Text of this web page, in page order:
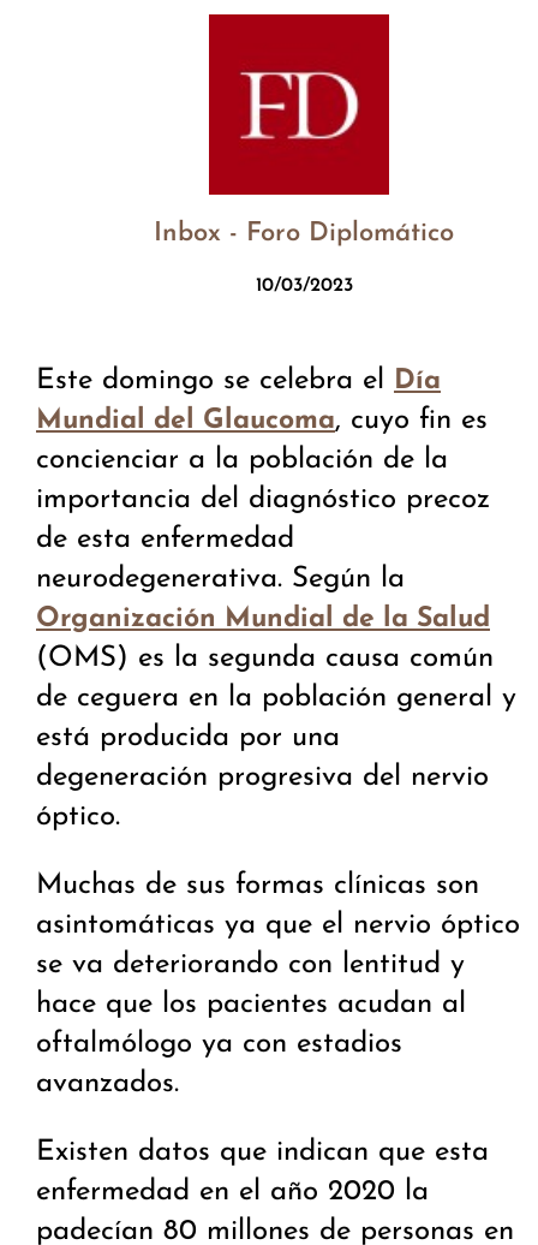
Inbox - Foro Diplomático
10/03/2023
Este domingo se celebra el Día
Mundial del Glaucoma, cuyo fin es
concienciar a la población de la
importancia del diagnóstico precoz
de esta enfermedad
neurodegenerativa. Según la
Organización Mundial de la Salud
(OMS) es la segunda causa común
de ceguera en la población general y
está producida por una
degeneración progresiva del nervio
óptico.
Muchas de sus formas clínicas son
asintomáticas ya que el nervio óptico
se va deteriorando con lentitud y
hace que los pacientes acudan al
oftalmólogo ya con estadios
avanzados.
Existen datos que indican que esta
enfermedad en el año 2020 la
padecían 80 millones de personas en